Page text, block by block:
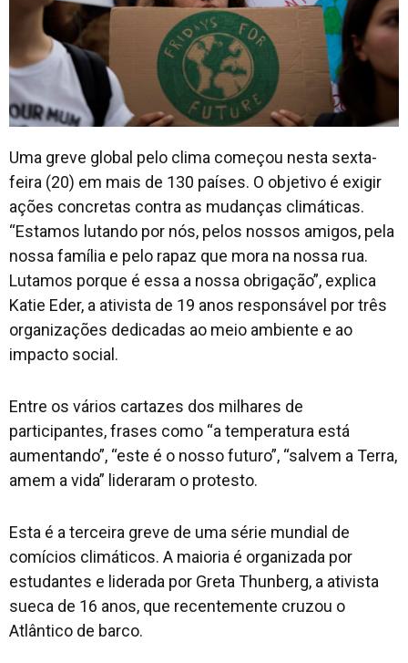
Uma greve global pelo clima começou nesta sexta-
feira (20) em mais de 130 países. O objetivo é exigir
ações concretas contra as mudanças climáticas.
“Estamos lutando por nós, pelos nossos amigos, pela
nossa família e pelo rapaz que mora na nossa rua.
Lutamos porque é essa a nossa obrigação”, explica
Katie Eder, a ativista de 19 anos responsável por três
organizações dedicadas ao meio ambiente e ao
impacto social.
Entre os vários cartazes dos milhares de
participantes, frases como “a temperatura está
aumentando”, “este é o nosso futuro”, “salvem a Terra,
amem a vida” lideraram o protesto.
Esta é a terceira greve de uma série mundial de
comícios climáticos. A maioria é organizada por
estudantes e liderada por Greta Thunberg, a ativista
sueca de 16 anos, que recentemente cruzou o
Atlântico de barco.